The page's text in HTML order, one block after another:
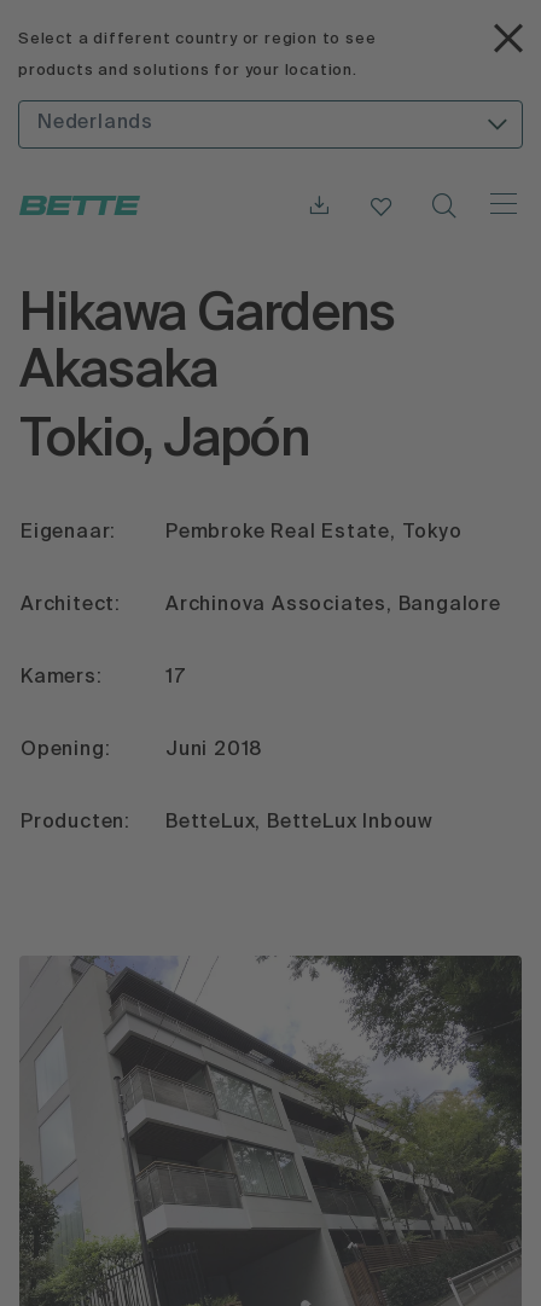
Select a different country or region to see
products and solutions for your location.
Nederlands
Hikawa Gardens
Akasaka
Tokio, Japón
Eigenaar: Pembroke Real Estate, Tokyo
Architect: Archinova Associates, Bangalore
Kamers: 17
Opening: Juni 2018
Producten: BetteLux, BetteLux Inbouw